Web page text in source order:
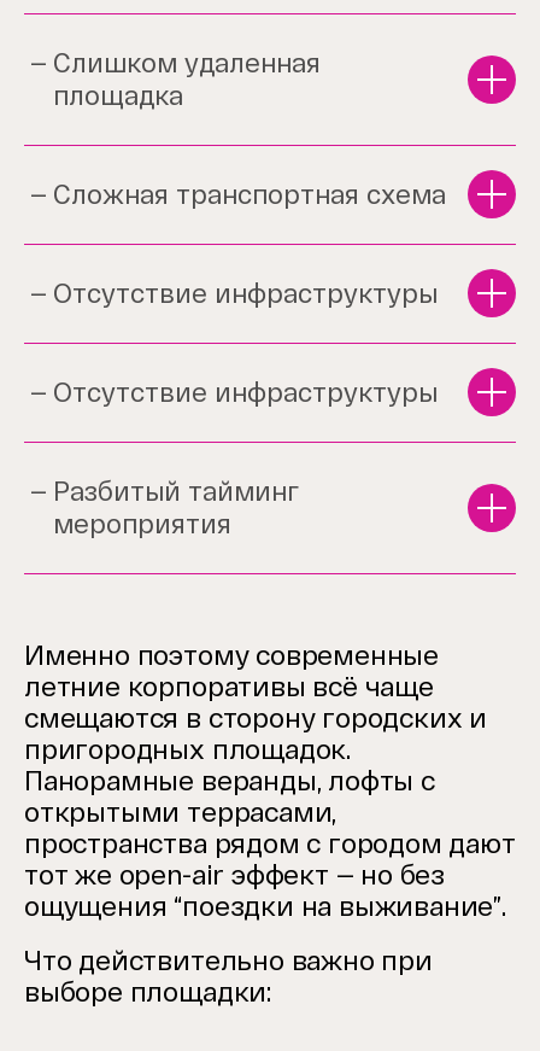
Cлишком удаленная
площадка
Сложная транспортная схема
Отсутствие инфраструктуры
Отсутствие инфраструктуры
Разбитый тайминг
мероприятия
Именно поэтому современные
летние корпоративы всё чаще
смещаются в сторону городских и
пригородных площадок.
Панорамные веранды, лофты с
открытыми террасами,
пространства рядом с городом дают
тот же open-air эффект — но без
ощущения “поездки на выживание”.
Что действительно важно при
выборе площадки: